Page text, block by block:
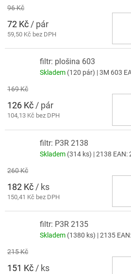
96 Kč
72 Kč / pár
59,50 Kč bez DPH
filtr: plošina 603
Skladem (120 pár) | 3M 603
169 Kč
126 Kč/ pár
104,13 Kč bez DPH
filtr: P3R 2138
Skladem (314 ks) | 2138 EAN:
260 Kč
182 Kč / ks
150,41 Kč bez DPH
filtr: P3R 2135
Skladem (1380 ks) | 2135 EAN:
215 Kč
151 Kč / ks